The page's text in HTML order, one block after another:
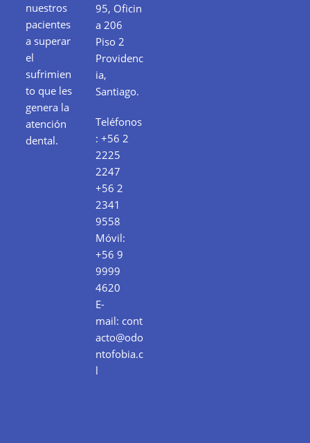
nuestros
pacientes
a superar
el
sufrimien
to que les
genera la
atención
dental.
95, Oficin
a 206
Piso 2
Providenc
ia,
Santiago.
Teléfonos
:+56 2
2225
2247
+56 2
2341
9558
Móvil:
+56 9
9999
4620
E-
mail: cont
acto@odo
ntofobia.c
l